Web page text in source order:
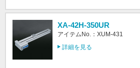
XA-42H-350UR
アイテムNo.：XUM-431
詳細を見る